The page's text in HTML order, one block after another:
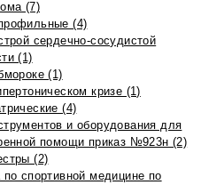
(7)
(4)
сердечно-сосудистой
(1)
(1)
кризе (1)
(4)
и оборудования для
помощи приказ №923н (2)
(2)
по спортивной медицине по